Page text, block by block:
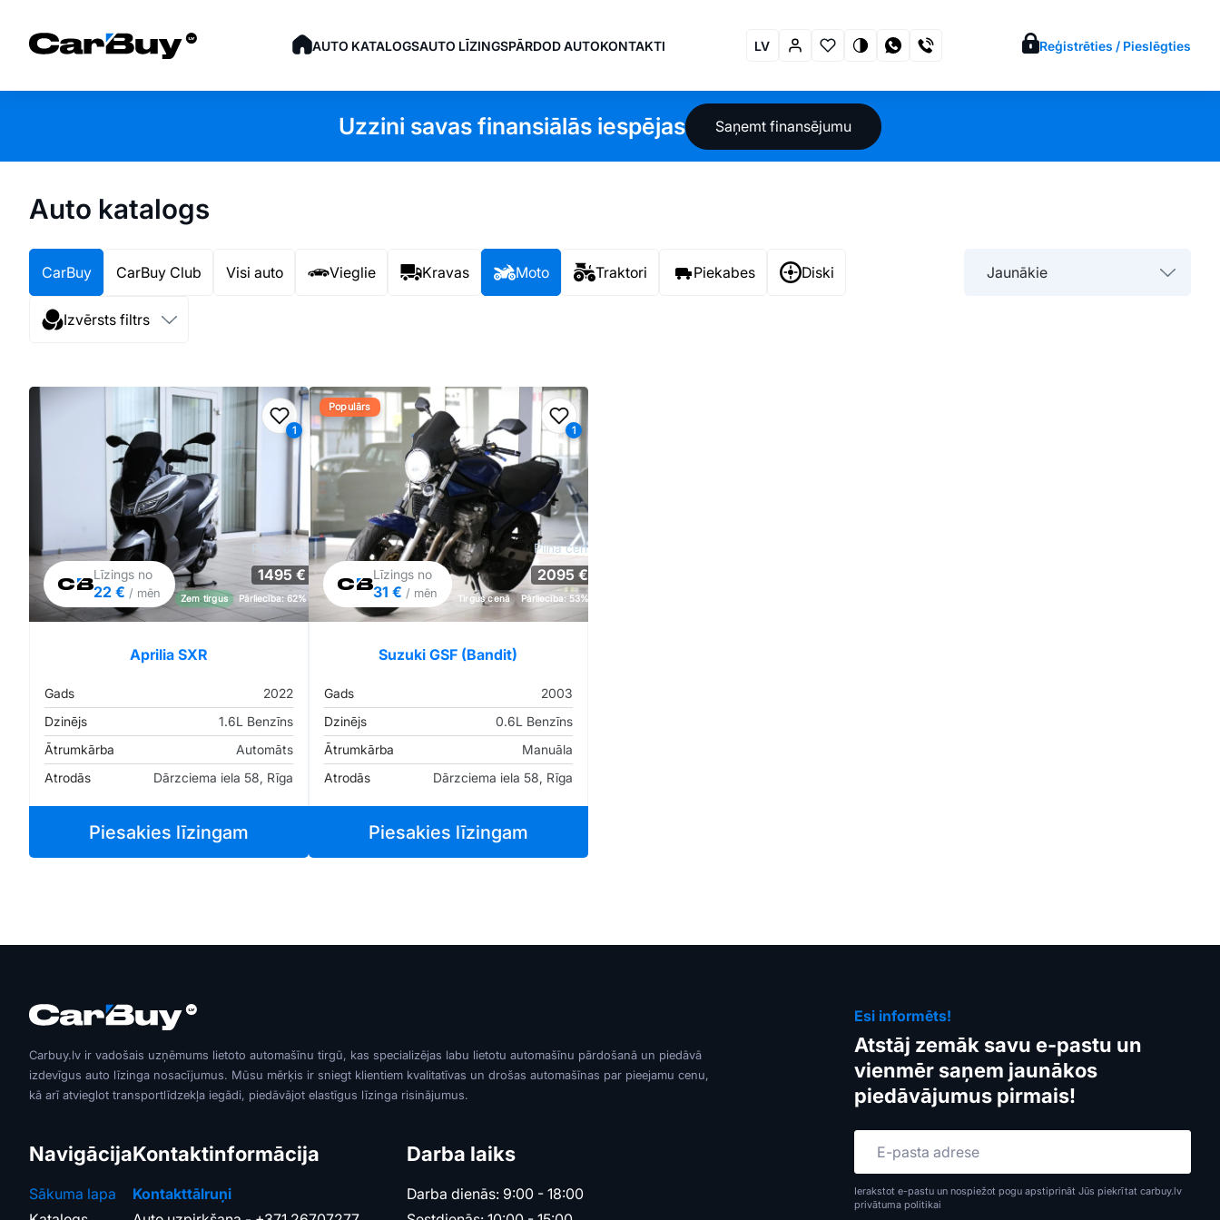
AUTO KATALOGSAUTO LĪZINGSPĀRDOD AUTOKONTAKTI LV Reģistrēties / Pieslēgties
Uzzini savas finansiālās iespējas Saņemt finansējumu
Auto katalogs
Jaunākie
CarBuy CarBuy Club Visi auto Vieglie Kravas Moto Traktori Piekabes Diski
Izvērsts filtrs
1
Pievienot favorītiem
Līzings no
22 € / mēn
Pilna cena
1495 €
Zem tirgus Pārliecība: 62%
Aprilia SXR
Gads
2022
Dzinējs
1.6L Benzīns
Ātrumkārba
Automāts
Atrodās
Dārzciema iela 58, Rīga
Piesakies līzingam
1
Pievienot favorītiem
Populārs
Līzings no
31 € / mēn
Pilna cena
2095 €
Tirgus cenā Pārliecība: 53%
Suzuki GSF (Bandit)
Gads
2003
Dzinējs
0.6L Benzīns
Ātrumkārba
Manuāla
Atrodās
Dārzciema iela 58, Rīga
Piesakies līzingam
Carbuy.lv ir vadošais uzņēmums lietoto automašīnu tirgū, kas specializējas labu lietotu automašīnu pārdošanā un piedāvā
izdevīgus auto līzinga nosacījumus. Mūsu mērķis ir sniegt klientiem kvalitatīvas un drošas automašīnas par pieejamu cenu,
kā arī atvieglot transportlīdzekļa iegādi, piedāvājot elastīgus līzinga risinājumus.
Navigācija
Sākuma lapa
Kontaktinformācija
Kontakttālruņi
Darba laiks
Darba dienās: 9:00 - 18:00
Esi informēts!
Atstāj zemāk savu e-pastu un
vienmēr saņem jaunākos
piedāvājumus pirmais!
Ierakstot e-pastu un nospiežot pogu apstiprināt Jūs piekrītat carbuy.lv
privātuma politikai